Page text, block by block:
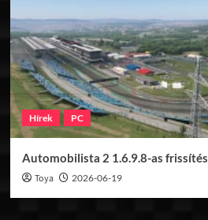
Hírek PC
Automobilista 2 1.6.9.8-as frissítés
Toya 2026-06-19